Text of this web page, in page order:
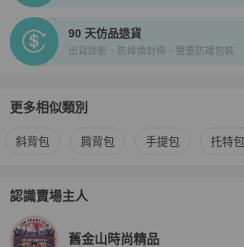
90 天仿品退貨
出貨錄影、防掉換封條、雙重防護包裝
更多相似類別
更多Rebecca minkoff 女包相似商品推薦
斜背包 肩背包 手提包 托特包
認識賣場主人
PopChill 拍拍圈嚴選賣家
舊金山時尚精品